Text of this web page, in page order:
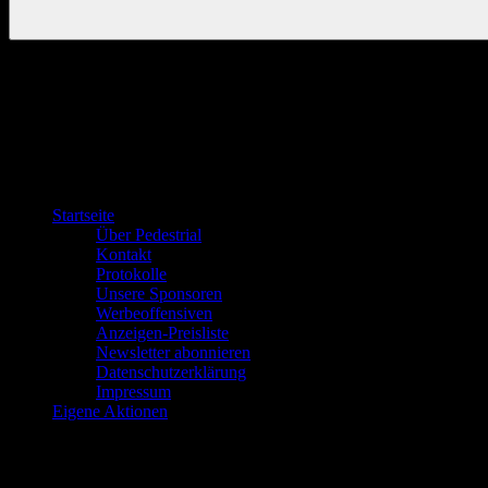
Startseite
Über Pedestrial
Kontakt
Protokolle
Unsere Sponsoren
Werbeoffensiven
Anzeigen-Preisliste
Newsletter abonnieren
Datenschutzerklärung
Impressum
Eigene Aktionen